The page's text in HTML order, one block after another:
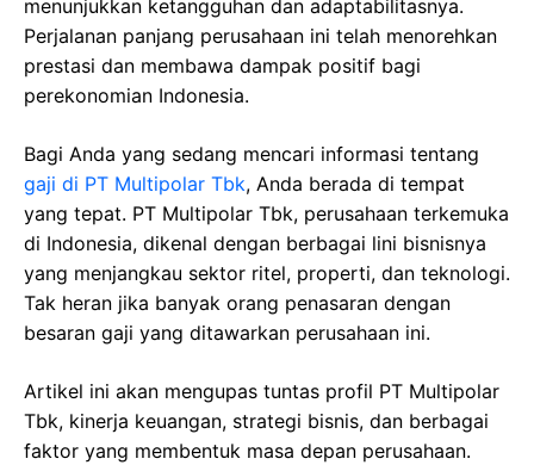
menunjukkan ketangguhan dan adaptabilitasnya.
Perjalanan panjang perusahaan ini telah menorehkan
prestasi dan membawa dampak positif bagi
perekonomian Indonesia.
Bagi Anda yang sedang mencari informasi tentang
gaji di PT Multipolar Tbk, Anda berada di tempat
yang tepat. PT Multipolar Tbk, perusahaan terkemuka
di Indonesia, dikenal dengan berbagai lini bisnisnya
yang menjangkau sektor ritel, properti, dan teknologi.
Tak heran jika banyak orang penasaran dengan
besaran gaji yang ditawarkan perusahaan ini.
Artikel ini akan mengupas tuntas profil PT Multipolar
Tbk, kinerja keuangan, strategi bisnis, dan berbagai
faktor yang membentuk masa depan perusahaan.